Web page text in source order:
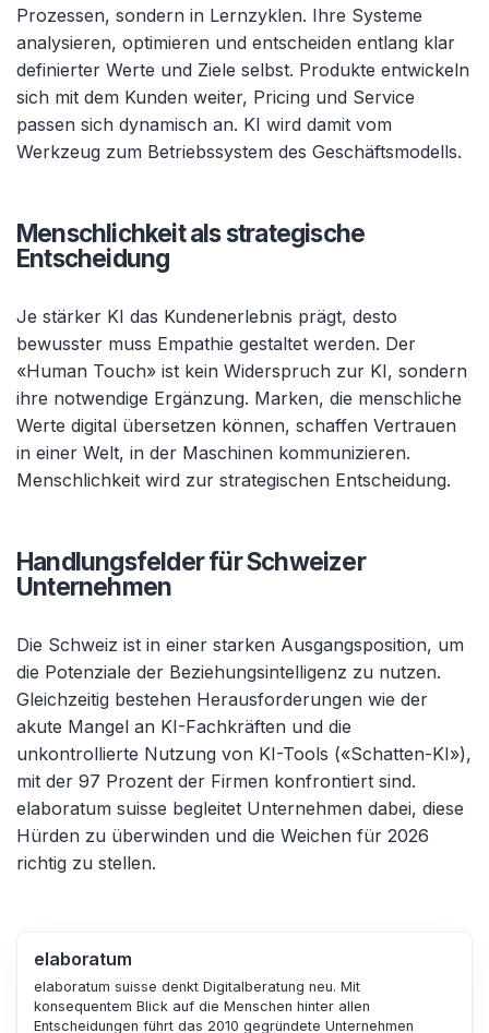
Prozessen, sondern in Lernzyklen. Ihre Systeme
analysieren, optimieren und entscheiden entlang klar
definierter Werte und Ziele selbst. Produkte entwickeln
sich mit dem Kunden weiter, Pricing und Service
passen sich dynamisch an. KI wird damit vom
Werkzeug zum Betriebssystem des Geschäftsmodells.
Menschlichkeit als strategische
Entscheidung
Je stärker KI das Kundenerlebnis prägt, desto
bewusster muss Empathie gestaltet werden. Der
«Human Touch» ist kein Widerspruch zur KI, sondern
ihre notwendige Ergänzung. Marken, die menschliche
Werte digital übersetzen können, schaffen Vertrauen
in einer Welt, in der Maschinen kommunizieren.
Menschlichkeit wird zur strategischen Entscheidung.
Handlungsfelder für Schweizer
Unternehmen
Die Schweiz ist in einer starken Ausgangsposition, um
die Potenziale der Beziehungsintelligenz zu nutzen.
Gleichzeitig bestehen Herausforderungen wie der
akute Mangel an KI-Fachkräften und die
unkontrollierte Nutzung von KI-Tools («Schatten-KI»),
mit der 97 Prozent der Firmen konfrontiert sind.
elaboratum suisse begleitet Unternehmen dabei, diese
Hürden zu überwinden und die Weichen für 2026
richtig zu stellen.
elaboratum
elaboratum suisse denkt Digitalberatung neu. Mit
konsequentem Blick auf die Menschen hinter allen
Entscheidungen führt das 2010 gegründete Unternehmen